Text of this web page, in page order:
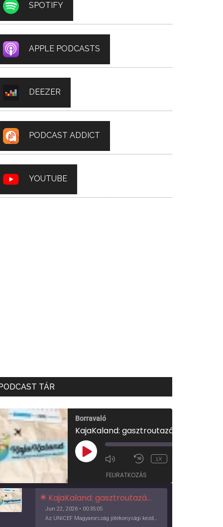
SPOTIFY
APPLE PODCASTS
DEEZER
PODCAST ADDICT
YOUTUBE
TÁR
Borravaló
PLAY
EPISODE
1X
FELIRATKOZÁS
KajaKaland: gasztroutazás a föld körül
Jun 22, 2026 • 00:35:05
Az UNICEF Magyarország jótékonysági kezdeményezése izgalmas, egész éves világkörüli ízutazásra hív, igazi családi program és gasztroedukáció, illetve segítség a rászorulóknak is egyben.